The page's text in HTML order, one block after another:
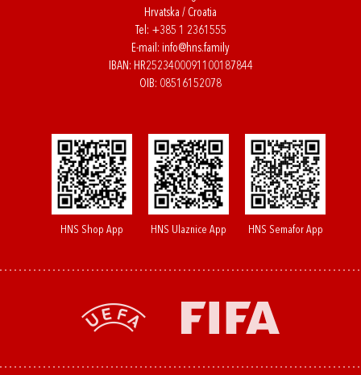
Hrvatska / Croatia
Tel: +385 1 2361555
E-mail: info@hns.family
IBAN: HR2523400091100187844
OIB: 08516152078
HNS Shop App HNS Ulaznice App HNS Semafor App